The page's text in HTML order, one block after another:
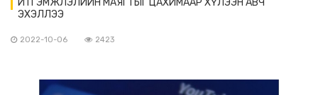
ИТГЭМЖЛЭЛИЙН МАЯГТЫГ ЦАХИМААР ХҮЛЭЭН АВЧ
ЭХЭЛЛЭЭ
2022-10-06 2423